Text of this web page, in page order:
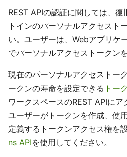
REST APIの認証に関しては、
トインのパーソナルアクセスト
い。ユーザーは、Webアプリケ
でパーソナルアクセストークン
現在のパーソナルアクセストー
ークンの寿命を設定できる トー
ワークスペースのREST APIに
ユーザーがトークンを作成、使
定義するトークンアクセス権を
ns APIを使用してください。